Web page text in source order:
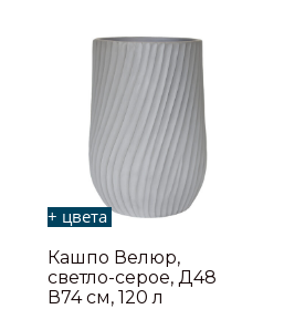
+ цвета
Кашпо Велюр,
светло-серое, Д48
В74 см, 120 л